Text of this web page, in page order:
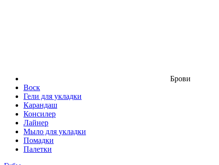
Брови
Воск
Гели для укладки
Карандаш
Консилер
Лайнер
Мыло для укладки
Помадки
Палетки